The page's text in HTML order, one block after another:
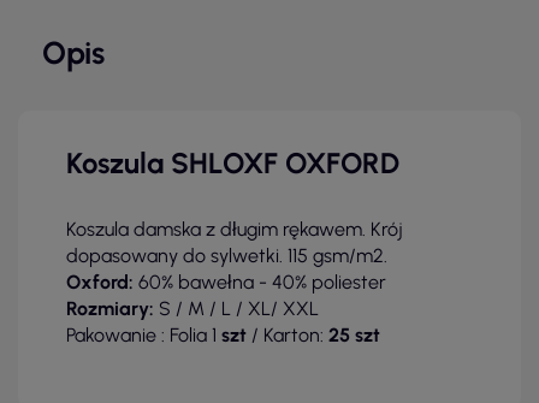
Opis
Koszula SHLOXF OXFORD
Koszula damska z długim rękawem. Krój
dopasowany do sylwetki. 115 gsm/m2.
Oxford: 60% bawełna - 40% poliester
Rozmiary: S / M / L / XL/ XXL
Pakowanie : Folia 1 szt / Karton: 25 szt